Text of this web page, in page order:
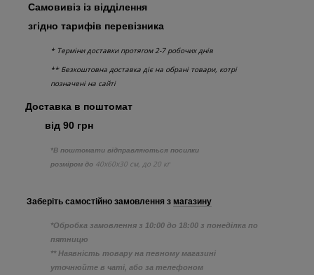
Самовивіз із відділення
згідно тарифів перевізника
* Терміни доставки протягом 2-7 робочих днів
** Безкоштовна доставка діє на обрані товари, котрі
позначені на сайті
Доставка в поштомат
від 90 грн
*В поштомати відправляються посилки
розміром до 40х60х30 см, до 20 кг
Заберіть самостійно замовлення з магазину
*Обробка замовлення з 10:00 до 18:00 з понеділка по
пятницю
** Наявність товару на певному магазині
уточнюйте в чаті, або за телефоном